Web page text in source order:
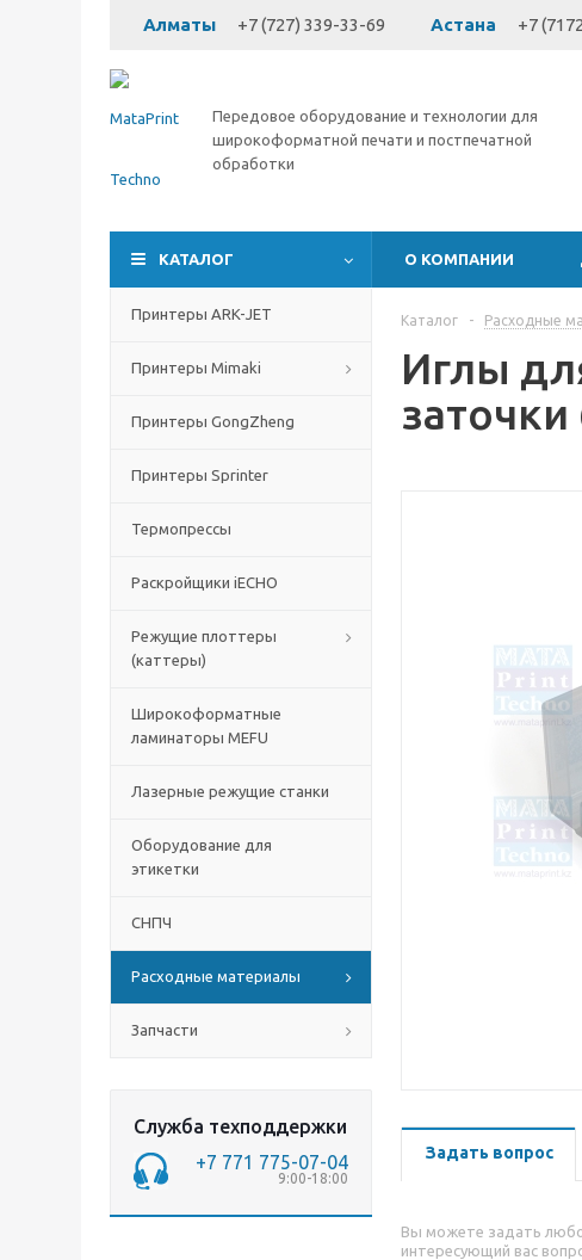
Алматы +7 (727) 339-33-69 Астана +7
Передовое оборудование и технологии для
широкоформатной печати и постпечатной
обработки
КАТАЛОГ О КОМПАНИИ
Принтеры ARK-JET
Принтеры Mimaki
Принтеры GongZheng
Принтеры Sprinter
Термопрессы
Раскройщики iECHO
Режущие плоттеры
(каттеры)
Широкоформатные
ламинаторы MEFU
Лазерные режущие станки
Оборудование для
этикетки
СНПЧ
Расходные материалы
Запчасти
Служба техподдержки
+7 771 775-07-04
9:00-18:00
Каталог - Расходные
Иглы
Задать вопрос
Вы можете задать
интересующий вас